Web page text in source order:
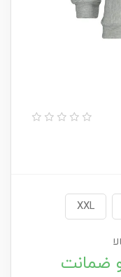
XXL
ضمانت